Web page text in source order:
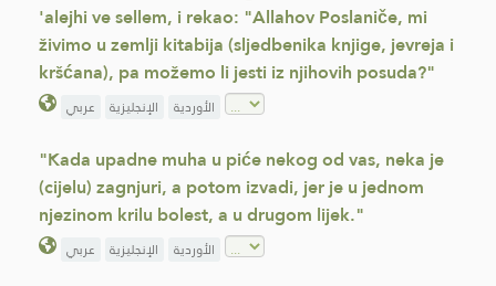
'alejhi ve sellem, i rekao: "Allahov Poslaniče, mi
živimo u zemlji kitabija (sljedbenika knjige, jevreja i
kršćana), pa možemo li jesti iz njihovih posuda?"
عربي الإنجليزية الأوردية
"Kada upadne muha u piće nekog od vas, neka je
(cijelu) zagnjuri, a potom izvadi, jer je u jednom
njezinom krilu bolest, a u drugom lijek."
عربي الإنجليزية الأوردية